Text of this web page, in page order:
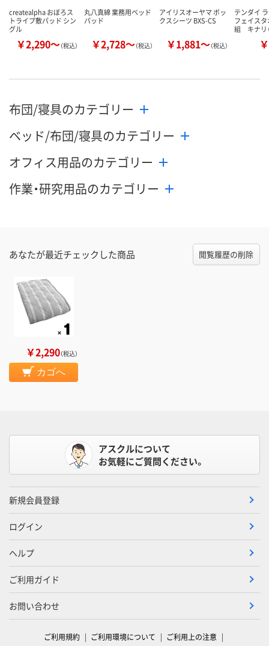
createalpha おぼろス
トライプ敷パッド シン
グル
￥2,290～（税込）
丸八真綿 業務用ベッド
パッド
￥2,728～（税込）
アイリスオーヤマ ボッ
クスシーツ BXS-CS
￥1,881～（税込）
テンダイ
フェイス
組 キナリ
布団/寝具のカテゴリー
ベッド/布団/寝具のカテゴリー
オフィス用品のカテゴリー
作業・研究用品のカテゴリー
あなたが最近チェックした商品 閲覧履歴の削除
￥2,290（税込）
カゴへ
アスクルについて
お気軽にご質問ください。
新規会員登録
ログイン
ヘルプ
ご利用ガイド
お問い合わせ
ご利用規約 ご利用環境について ご利用上の注意